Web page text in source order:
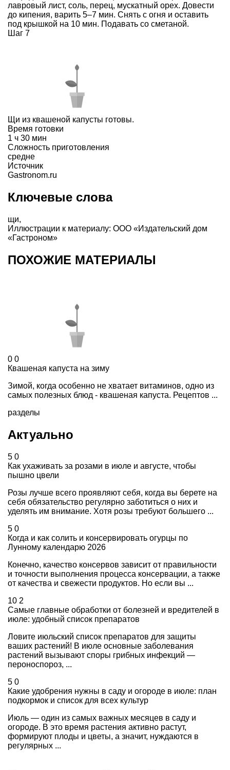
лавровый лист, соль, перец, мускатный орех. Довести
до кипения, варить 5–7 мин. Снять с огня и оставить
под крышкой на 10 мин. Подавать со сметаной.
Шаг 7
Щи из квашеной капусты готовы.
Время готовки
1 ч 30 мин
Сложность приготовления
средне
Источник
Gastronom.ru
Ключевые слова
щи,
Иллюстрации к материалу: ООО «Издательский дом
«Гастроном»
ПОХОЖИЕ МАТЕРИАЛЫ
0 0
Квашеная капуста на зиму
Зимой, когда особенно не хватает витаминов, одно из
самых полезных блюд - квашеная капуста. Рецептов ...
разделы
Актуально
5 0
Как ухаживать за розами в июле и августе, чтобы
пышно цвели
Розы лучше всего проявляют себя, когда вы берете на
себя обязательство регулярно заботиться о них и
уделять им внимание. Хотя розы требуют большего ...
5 0
Когда и как солить и консервировать огурцы по
Лунному календарю 2026
Конечно, качество консервов зависит от правильности
и точности выполнения процесса консервации, а также
от качества и свежести продуктов. Но если вы ...
10 2
Самые главные обработки от болезней и вредителей в
июле: удобный список препаратов
Ловите июльский список препаратов для защиты
ваших растений! В июле основные заболевания
растений вызывают споры грибных инфекций —
пероноспороз, ...
5 0
Какие удобрения нужны в саду и огороде в июле: план
подкормок и список для всех культур
Июль — один из самых важных месяцев в саду и
огороде. В это время растения активно растут,
формируют плоды и цветы, а значит, нуждаются в
регулярных ...